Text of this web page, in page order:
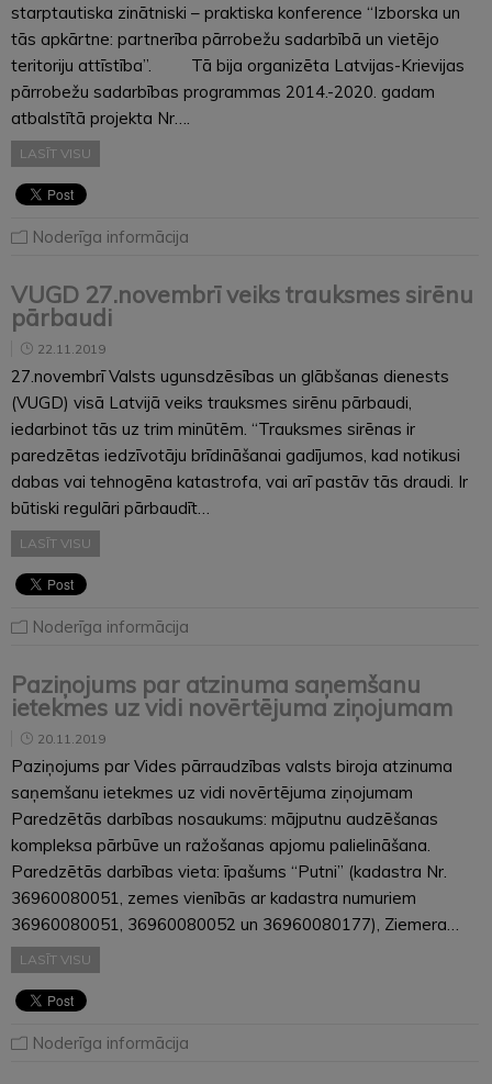
starptautiska zinātniski – praktiska konference “Izborska un
tās apkārtne: partnerība pārrobežu sadarbībā un vietējo
teritoriju attīstība”. Tā bija organizēta Latvijas-Krievijas
pārrobežu sadarbības programmas 2014.-2020. gadam
atbalstītā projekta Nr….
LASĪT VISU
Noderīga informācija
VUGD 27.novembrī veiks trauksmes sirēnu
pārbaudi
22.11.2019
27.novembrī Valsts ugunsdzēsības un glābšanas dienests
(VUGD) visā Latvijā veiks trauksmes sirēnu pārbaudi,
iedarbinot tās uz trim minūtēm. “Trauksmes sirēnas ir
paredzētas iedzīvotāju brīdināšanai gadījumos, kad notikusi
dabas vai tehnogēna katastrofa, vai arī pastāv tās draudi. Ir
būtiski regulāri pārbaudīt…
LASĪT VISU
Noderīga informācija
Paziņojums par atzinuma saņemšanu
ietekmes uz vidi novērtējuma ziņojumam
20.11.2019
Paziņojums par Vides pārraudzības valsts biroja atzinuma
saņemšanu ietekmes uz vidi novērtējuma ziņojumam
Paredzētās darbības nosaukums: mājputnu audzēšanas
kompleksa pārbūve un ražošanas apjomu palielināšana.
Paredzētās darbības vieta: īpašums “Putni” (kadastra Nr.
36960080051, zemes vienībās ar kadastra numuriem
36960080051, 36960080052 un 36960080177), Ziemera…
LASĪT VISU
Noderīga informācija